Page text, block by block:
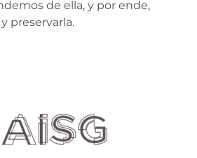
de ella, y por ende,
preservarla.